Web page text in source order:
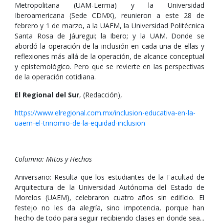
Metropolitana (UAM-Lerma) y la Universidad
Iberoamericana (Sede CDMX), reunieron a este 28 de
febrero y 1 de marzo, a la UAEM, la Universidad Politécnica
Santa Rosa de Jáuregui; la Ibero; y la UAM. Donde se
abordó la operación de la inclusión en cada una de ellas y
reflexiones más allá de la operación, de alcance conceptual
y epistemológico. Pero que se revierte en las perspectivas
de la operación cotidiana.
El Regional del Sur, (Redacción),
https://www.elregional.com.mx/inclusion-educativa-en-la-
uaem-el-trinomio-de-la-equidad-inclusion
Columna: Mitos y Hechos
Aniversario: Resulta que los estudiantes de la Facultad de
Arquitectura de la Universidad Autónoma del Estado de
Morelos (UAEM), celebraron cuatro años sin edificio. El
festejo no les da alegría, sino impotencia, porque han
hecho de todo para seguir recibiendo clases en donde sea...